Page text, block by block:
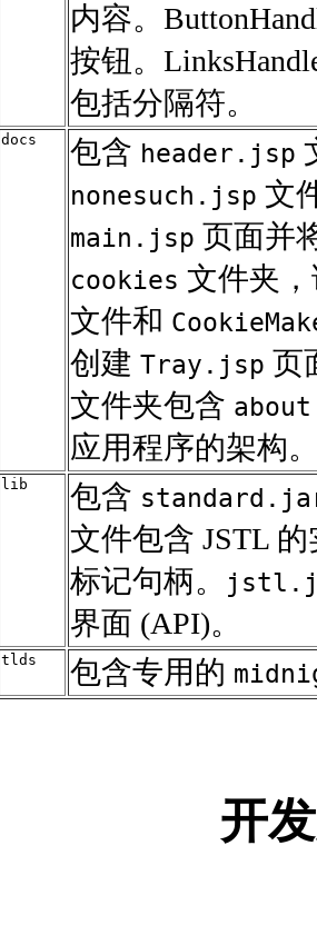
内容。
按钮。
包括分隔符。
docs 包含 header.jsp
nonesuch.jsp 文
main.jsp 页面并
cookies 文件夹
文件和
创建 Tray.jsp 页
文件夹包含
应用程序的架构
lib 包含
文件包含 JSTL
标记句柄。
界面 (API)。
tlds 包含专用的
开